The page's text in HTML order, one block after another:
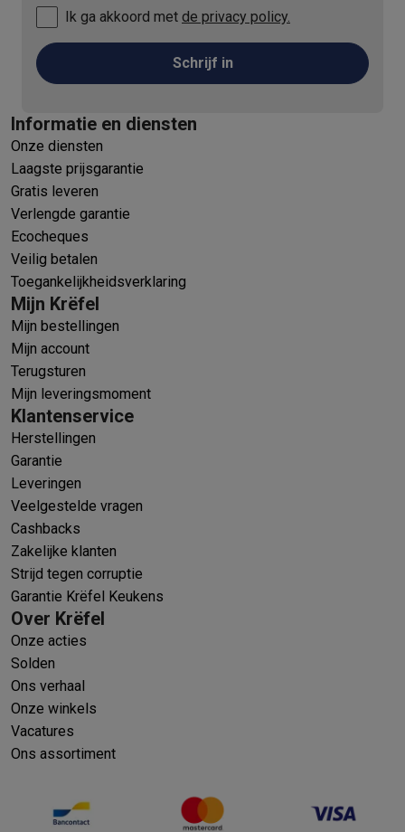
Ik ga akkoord met de privacy policy.
Schrijf in
Informatie en diensten
Onze diensten
Laagste prijsgarantie
Gratis leveren
Verlengde garantie
Ecocheques
Veilig betalen
Toegankelijkheidsverklaring
Mijn Krëfel
Mijn bestellingen
Mijn account
Terugsturen
Mijn leveringsmoment
Klantenservice
Herstellingen
Garantie
Leveringen
Veelgestelde vragen
Cashbacks
Zakelijke klanten
Strijd tegen corruptie
Garantie Krëfel Keukens
Over Krëfel
Onze acties
Solden
Ons verhaal
Onze winkels
Vacatures
Ons assortiment